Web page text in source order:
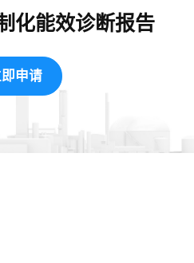
化能效诊断报告
申请